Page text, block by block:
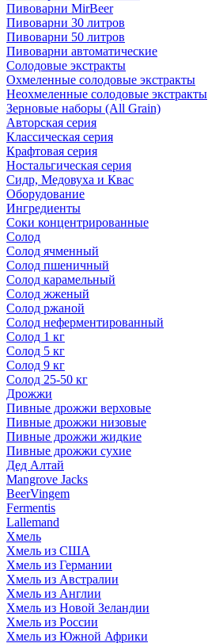
Пивоварни MirBeer
Пивоварни 30 литров
Пивоварни 50 литров
Пивоварни автоматические
Солодовые экстракты
Охмеленные солодовые экстракты
Неохмеленные солодовые экстракты
Зерновые наборы (All Grain)
Авторская серия
Классическая серия
Крафтовая серия
Ностальгическая серия
Сидр, Медовуха и Квас
Оборудование
Ингредиенты
Соки концентрированные
Солод
Солод ячменный
Солод пшеничный
Солод карамельный
Солод жженый
Солод ржаной
Солод неферментированный
Солод 1 кг
Солод 5 кг
Солод 9 кг
Солод 25-50 кг
Дрожжи
Пивные дрожжи верховые
Пивные дрожжи низовые
Пивные дрожжи жидкие
Пивные дрожжи сухие
Дед Алтай
Mangrove Jacks
BeerVingem
Fermentis
Lallemand
Хмель
Хмель из США
Хмель из Германии
Хмель из Австралии
Хмель из Англии
Хмель из Новой Зеландии
Хмель из России
Хмель из Южной Африки